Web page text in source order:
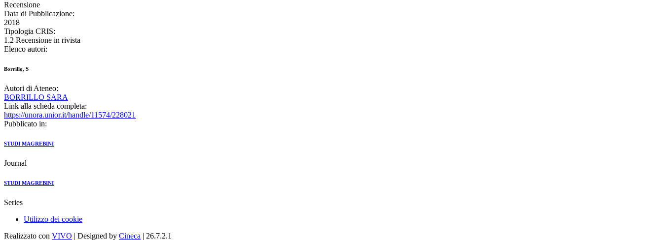
Recensione
Data di Pubblicazione:
2018
Tipologia CRIS:
1.2 Recensione in rivista
Elenco autori:
Borrillo, S
Autori di Ateneo:
BORRILLO SARA
Link alla scheda completa:
https://unora.unior.it/handle/11574/228021
Pubblicato in:
STUDI MAGREBINI
Journal
STUDI MAGREBINI
Series
Utilizzo dei cookie
Realizzato con VIVO | Designed by Cineca | 26.7.2.1